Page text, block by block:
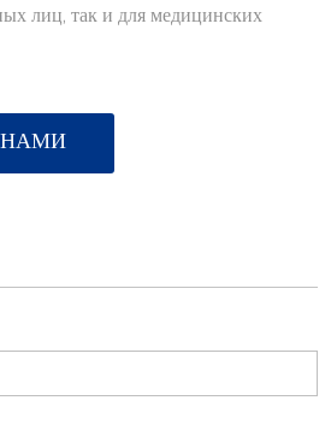
лиц, так и для медицинских
НАМИ